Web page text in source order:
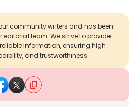
community writers and has been
editorial team. We strive to provide
information, ensuring high
and trustworthiness.